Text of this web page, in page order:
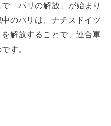
「パリの解放」が始まり
のパリは、ナチスドイツ
解放することで、連合軍
す。